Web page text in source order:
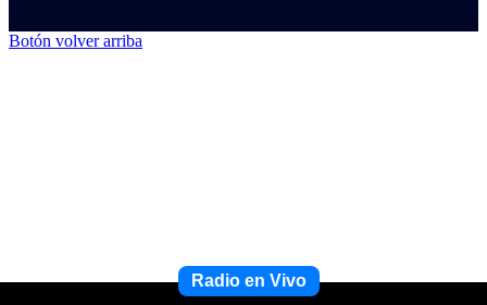
Radio en Vivo
Botón volver arriba